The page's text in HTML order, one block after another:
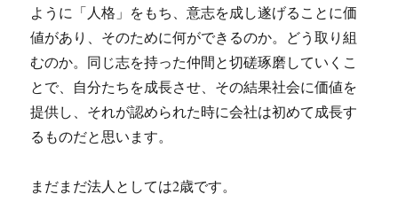
ように「人格」をもち、意志を成し遂げることに価
値があり、そのために何ができるのか。どう取り組
むのか。同じ志を持った仲間と切磋琢磨していくこ
とで、自分たちを成長させ、その結果社会に価値を
提供し、それが認められた時に会社は初めて成長す
るものだと思います。
まだまだ法人としては2歳です。